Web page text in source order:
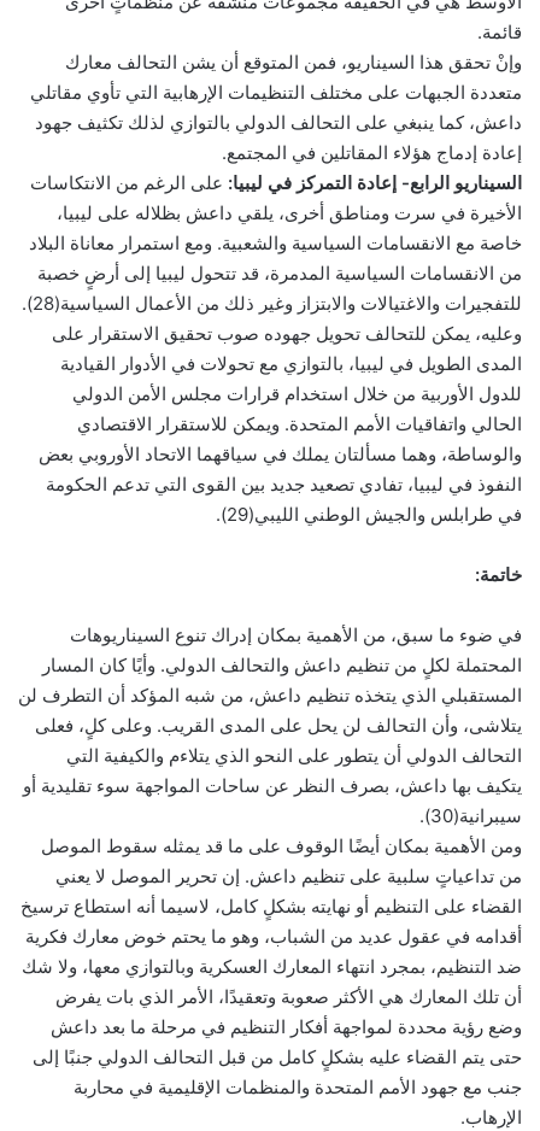
قائمة.
وإنْ تحقق هذا السيناريو، فمن المتوقع أن يشن التحالف معارك
متعددة الجبهات على مختلف التنظيمات الإرهابية التي تأوي مقاتلي
داعش، كما ينبغي على التحالف الدولي بالتوازي لذلك تكثيف جهود
إعادة إدماج هؤلاء المقاتلين في المجتمع.
السيناريو الرابع- إعادة التمركز في ليبيا: على الرغم من الانتكاسات
الأخيرة في سرت ومناطق أخرى، يلقي داعش بظلاله على ليبيا،
خاصة مع الانقسامات السياسية والشعبية. ومع استمرار معاناة البلاد
من الانقسامات السياسية المدمرة، قد تتحول ليبيا إلى أرضٍ خصبة
للتفجيرات والاغتيالات والابتزاز وغير ذلك من الأعمال السياسية(28).
وعليه، يمكن للتحالف تحويل جهوده صوب تحقيق الاستقرار على
المدى الطويل في ليبيا، بالتوازي مع تحولات في الأدوار القيادية
للدول الأوربية من خلال استخدام قرارات مجلس الأمن الدولي
الحالي واتفاقيات الأمم المتحدة. ويمكن للاستقرار الاقتصادي
والوساطة، وهما مسألتان يملك في سياقهما الاتحاد الأوروبي بعض
النفوذ في ليبيا، تفادي تصعيد جديد بين القوى التي تدعم الحكومة
في طرابلس والجيش الوطني الليبي(29).
خاتمة:
في ضوء ما سبق، من الأهمية بمكان إدراك تنوع السيناريوهات
المحتملة لكلٍ من تنظيم داعش والتحالف الدولي. وأيًا كان المسار
المستقبلي الذي يتخذه تنظيم داعش، من شبه المؤكد أن التطرف لن
يتلاشى، وأن التحالف لن يحل على المدى القريب. وعلى كلٍ، فعلى
التحالف الدولي أن يتطور على النحو الذي يتلاءم والكيفية التي
يتكيف بها داعش، بصرف النظر عن ساحات المواجهة سوء تقليدية أو
سيبرانية(30).
ومن الأهمية بمكان أيضًا الوقوف على ما قد يمثله سقوط الموصل
من تداعياتٍ سلبية على تنظيم داعش. إن تحرير الموصل لا يعني
القضاء على التنظيم أو نهايته بشكلٍ كامل، لاسيما أنه استطاع ترسيخ
أقدامه في عقول عديد من الشباب، وهو ما يحتم خوض معارك فكرية
ضد التنظيم، بمجرد انتهاء المعارك العسكرية وبالتوازي معها، ولا شك
أن تلك المعارك هي الأكثر صعوبة وتعقيدًا، الأمر الذي بات يفرض
وضع رؤية محددة لمواجهة أفكار التنظيم في مرحلة ما بعد داعش
حتى يتم القضاء عليه بشكلٍ كامل من قبل التحالف الدولي جنبًا إلى
جنب مع جهود الأمم المتحدة والمنظمات الإقليمية في محاربة
الإرهاب.